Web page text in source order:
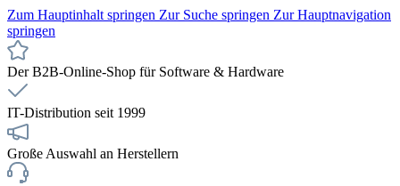
Zum Hauptinhalt springen Zur Suche springen Zur Hauptnavigation
springen
Der B2B-Online-Shop für Software & Hardware
IT-Distribution seit 1999
Große Auswahl an Herstellern